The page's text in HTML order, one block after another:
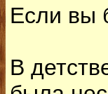
Если вы
В